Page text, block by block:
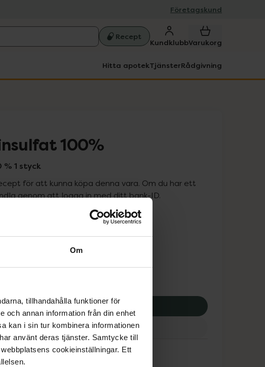
Om
tillhandahålla funktioner för
och annan information från din enhet
kan i sin tur kombinera informationen
använt deras tjänster. Samtycke till
cookieinställningar. Ett
Företagskund
Recept
KundklubbVarukorg
Hitta apotekTjänsterRådgivning
100%
1 styck
för att kunna köpa denna vara. Om du har ett
genom att logga in med ditt bank-ID.
0 kr
Köp via ditt recept